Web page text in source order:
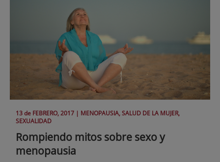
13 de FEBRERO, 2017 | MENOPAUSIA, SALUD DE LA MUJER,
SEXUALIDAD
Rompiendo mitos sobre sexo y
menopausia